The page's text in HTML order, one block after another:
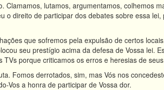
Clamamos, lutamos, argumentamos, colhemos
o direito de participar dos debates sobre essa
que sofremos pela expulsão de certos
seu prestígio acima da defesa de Vossa lei.
porque criticamos os erros e heresias de
Fomos derrotados, sim, mas Vós nos
Vos a honra de participar de Vossa dor.